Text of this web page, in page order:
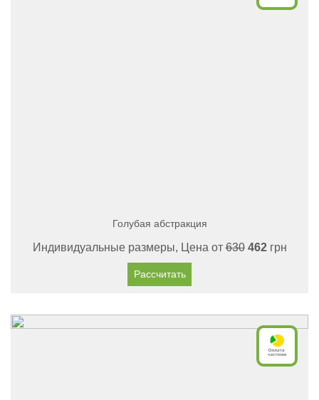
Голубая абстракция
Индивидуальные размеры, Цена от630 462грн
Рассчитать